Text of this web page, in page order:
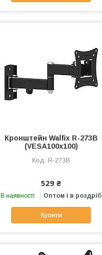
Кронштейн Walfix R-273B
(VESA100х100)
R-273B
529 ₴
В наявності Оптом і в роздріб
Купити